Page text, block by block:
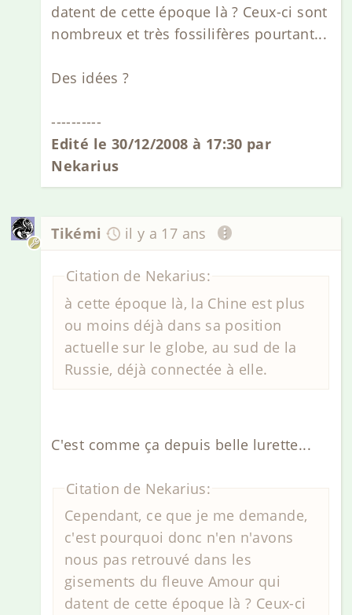
datent de cette époque là ? Ceux-ci sont
nombreux et très fossilifères pourtant...
Des idées ?
----------
Edité le 30/12/2008 à 17:30 par
Nekarius
Tikémi il y a 17 ans
Citation de Nekarius:
à cette époque là, la Chine est plus
ou moins déjà dans sa position
actuelle sur le globe, au sud de la
Russie, déjà connectée à elle.
C'est comme ça depuis belle lurette...
Citation de Nekarius:
Cependant, ce que je me demande,
c'est pourquoi donc n'en n'avons
nous pas retrouvé dans les
gisements du fleuve Amour qui
datent de cette époque là ? Ceux-ci